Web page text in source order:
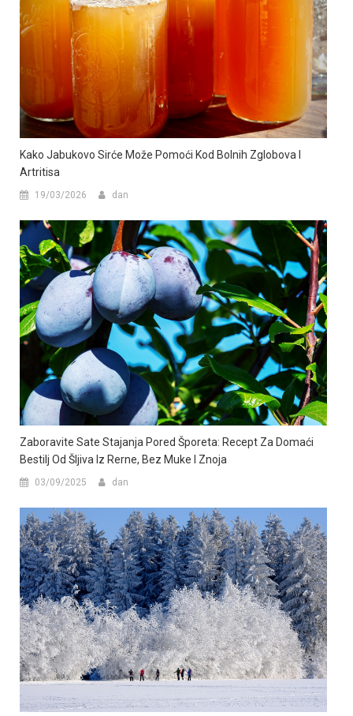
Kako Jabukovo Sirće Može Pomoći Kod Bolnih Zglobova I
Artritisa
19/03/2026 dan
Zaboravite Sate Stajanja Pored Šporeta: Recept Za Domaći
Bestilj Od Šljiva Iz Rerne, Bez Muke I Znoja
03/09/2025 dan